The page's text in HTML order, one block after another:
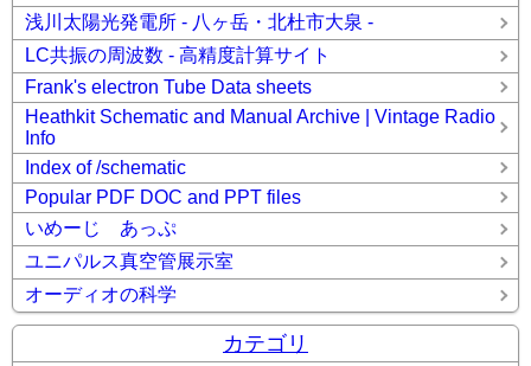
浅川太陽光発電所 - 八ヶ岳・北杜市大泉 -
LC共振の周波数 - 高精度計算サイト
Frank's electron Tube Data sheets
Heathkit Schematic and Manual Archive | Vintage Radio
Info
Index of /schematic
Popular PDF DOC and PPT files
いめーじ あっぷ
ユニパルス真空管展示室
オーディオの科学
カテゴリ